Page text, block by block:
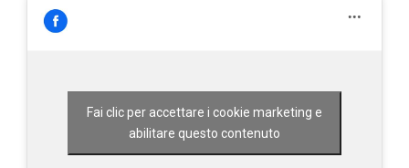
Fai clic per accettare i cookie marketing e
abilitare questo contenuto